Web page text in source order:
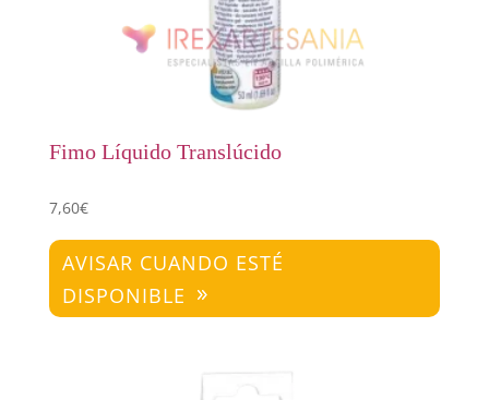
Fimo Líquido Translúcido
7,60€
AVISAR CUANDO ESTÉ
DISPONIBLE